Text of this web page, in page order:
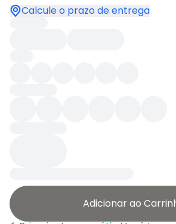
Calcule o prazo de entrega
Adicionar ao